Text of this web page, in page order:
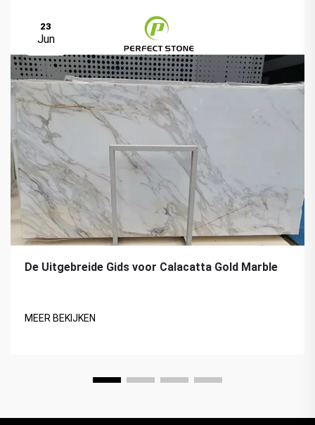
23
Jun
De Uitgebreide Gids voor Calacatta Gold Marble
MEER BEKIJKEN